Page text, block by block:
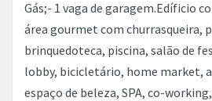
Gás;- 1 vaga de garagem.Edíficio
área gourmet com churrasqueira,
brinquedoteca, piscina, salão de
lobby, bicicletário, home market,
espaço de beleza, SPA, co-